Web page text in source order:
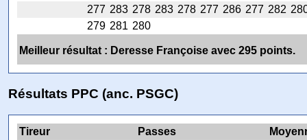
277 283 278 283 278 277 286 277 282
279 281 280
Meilleur résultat : Deresse Françoise avec 295 points.
Résultats PPC (anc. PSGC)
Tireur Passes